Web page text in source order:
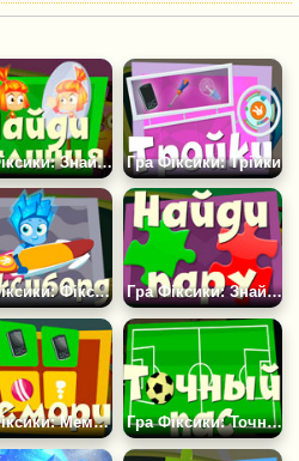
Гра Фіксики: Знайди Відмінності Гра Фіксики: Трійки
Гра Фіксики: Фіксиборд Гра Фіксики: Знайди Пару
Гра Фіксики: Меморі Гра Фіксики: Точний Пас